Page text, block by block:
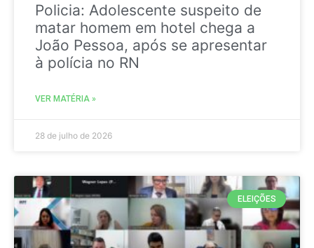
Policia: Adolescente suspeito de
matar homem em hotel chega a
João Pessoa, após se apresentar
à polícia no RN
VER MATÉRIA »
28 de julho de 2026
ELEIÇÕES